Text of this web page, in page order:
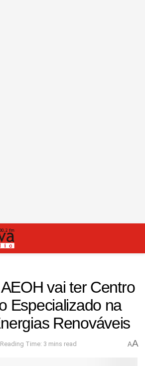
vai ter Centro
Especializado na
Renováveis
Reading Time: 3 mins read AA